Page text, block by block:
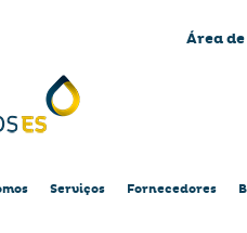
Área
Serviços Fornecedores